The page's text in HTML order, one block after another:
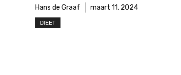
Hans de Graaf maart 11, 2024
DIEET